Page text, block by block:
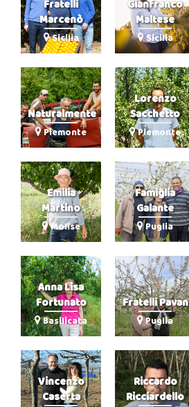
Fratelli
Marcenò
Sicilia
Gianfranco
Maltese
Sicilia
Naturalmente
Piemonte
Lorenzo
Sacchetto
Piemonte
Emilia
Martino
Molise
Famiglia
Galante
Puglia
Anna Lisa
Fortunato
Basilicata
Fratelli Pavan
Puglia
Vincenzo
Caserta
Riccardo
Ricciardello